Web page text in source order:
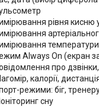
рівня кисню
температури
Always On (екран
про
калорії,
режими: біг,
сну